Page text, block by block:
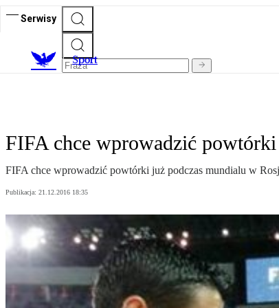
Serwisy
Sport
FIFA chce wprowadzić powtórki
FIFA chce wprowadzić powtórki już podczas mundialu w
Publikacja: 21.12.2016 18:35